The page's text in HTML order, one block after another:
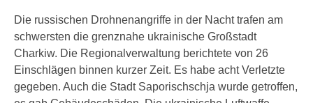
Die russischen Drohnenangriffe in der Nacht trafen am
schwersten die grenznahe ukrainische Großstadt
Charkiw. Die Regionalverwaltung berichtete von 26
Einschlägen binnen kurzer Zeit. Es habe acht Verletzte
gegeben. Auch die Stadt Saporischschja wurde getroffen,